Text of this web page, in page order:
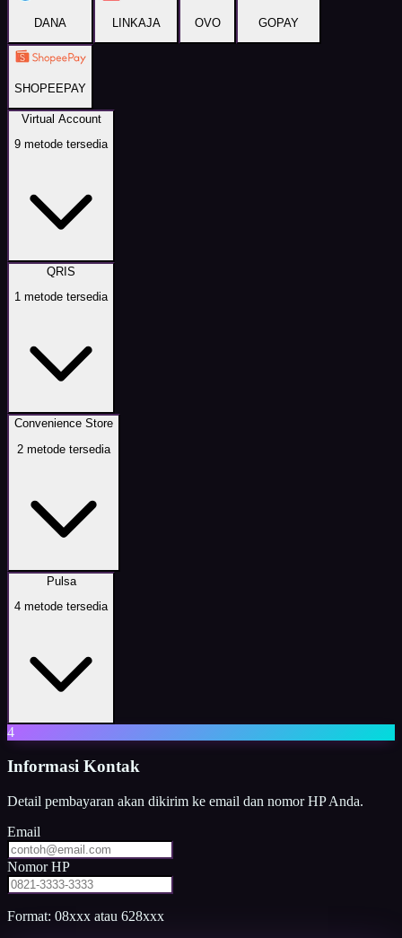
DANA LINKAJA OVO GOPAY
SHOPEEPAY
Virtual Account
9 metode tersedia
QRIS
1 metode tersedia
Convenience Store
2 metode tersedia
Pulsa
4 metode tersedia
4
Informasi Kontak
Detail pembayaran akan dikirim ke email dan nomor HP Anda.
Email
Nomor HP
Format: 08xxx atau 628xxx